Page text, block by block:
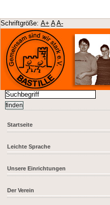
Schriftgröße: A+ A A-
Startseite
Leichte Sprache
Unsere Einrichtungen
Der Verein